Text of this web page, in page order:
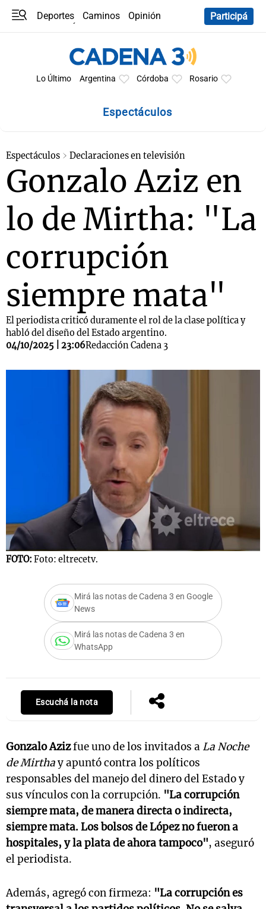
Deportes Caminos
Opinión
Participá
Lo Último Argentina Córdoba Rosario
Espectáculos
Espectáculos Declaraciones en televisión
Gonzalo Aziz en
lo de Mirtha: "La
corrupción
siempre mata"
El periodista criticó duramente el rol de la clase política y
habló del diseño del Estado argentino.
04/10/2025 | 23:06Redacción Cadena 3
FOTO: Foto: eltrecetv.
Mirá las notas de Cadena 3 en Google
News
Mirá las notas de Cadena 3 en
WhatsApp
Escuchá la nota
Gonzalo Azizfue uno de los invitados a La Noche
de Mirthay apuntó contra los políticos
responsables del manejo del dinero del Estado y
sus vínculos con la corrupción. "La corrupción
siempre mata, de manera directa o indirecta,
siempre mata. Los bolsos de López no fueron a
hospitales, y la plata de ahora tampoco", aseguró
el periodista.
Además, agregó con firmeza: "La corrupción es
Notas
Mundial 2026
Notas
La Sole en
Cadena 3